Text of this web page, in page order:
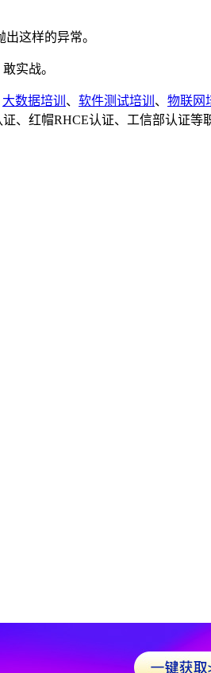
这样的异常。
实战。
大数据培训 、 软件测试培训 、 物联网
、红帽RHCE认证、工信部认证